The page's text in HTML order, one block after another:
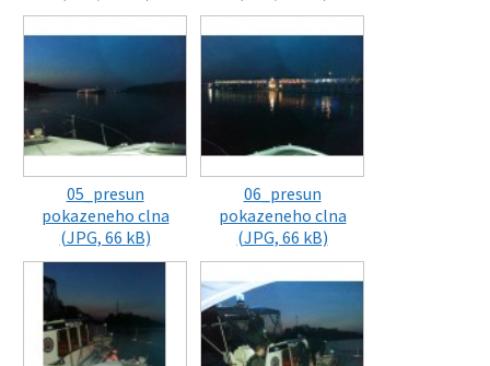
05_presun
pokazeneho clna
(JPG, 66 kB)
06_presun
pokazeneho clna
(JPG, 66 kB)